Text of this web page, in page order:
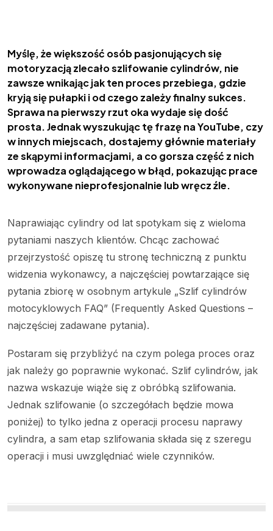
CYLINDRÓW
Proces któremu przyjrzeliśmy się z bliska. Zapoznaj się z naszym
materiałem, spójrz na swój cylinder z inną wiedzą.
Myślę, że większość osób pasjonujących się
motoryzacją zlecało szlifowanie cylindrów, nie
zawsze wnikając jak ten proces przebiega, gdzie
kryją się pułapki i od czego zależy finalny sukces.
Sprawa na pierwszy rzut oka wydaje się dość
prosta. Jednak wyszukując tę frazę na YouTube, czy
w innych miejscach, dostajemy głównie materiały
ze skąpymi informacjami, a co gorsza część z nich
wprowadza oglądającego w błąd, pokazując prace
wykonywane nieprofesjonalnie lub wręcz źle.
Naprawiając cylindry od lat spotykam się z wieloma
pytaniami naszych klientów. Chcąc zachować
przejrzystość opiszę tu stronę techniczną z punktu
widzenia wykonawcy, a najczęściej powtarzające się
pytania zbiorę w osobnym artykule „Szlif cylindrów
motocyklowych FAQ” (Frequently Asked Questions –
najczęściej zadawane pytania).
Postaram się przybliżyć na czym polega proces oraz
jak należy go poprawnie wykonać. Szlif cylindrów, jak
nazwa wskazuje wiąże się z obróbką szlifowania.
Jednak szlifowanie (o szczegółach będzie mowa
poniżej) to tylko jedna z operacji procesu naprawy
cylindra, a sam etap szlifowania składa się z szeregu
operacji i musi uwzględniać wiele czynników.